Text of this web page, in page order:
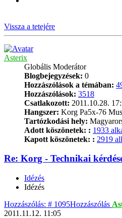
Vissza a tetejére
Asterix
Globális Moderátor
Blogbejegyzések: 0
Hozzászólások a témában:
Hozzászólások: 3518
Csatlakozott: 2011.10.28.
Hangszer: Korg Pa5x-76
Tartózkodási hely:
Adott köszönetek: : 1933
Kapott köszönetek: : 2919
Re: Korg - Technikai
Idézés
Idézés
Hozzászólás: # 1095Hozzászólás
2011.11.12. 11:05